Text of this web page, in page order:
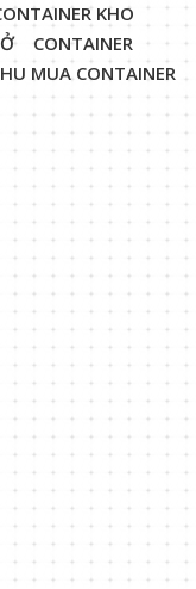
KHO
CONTAINER
MUA CONTAINER